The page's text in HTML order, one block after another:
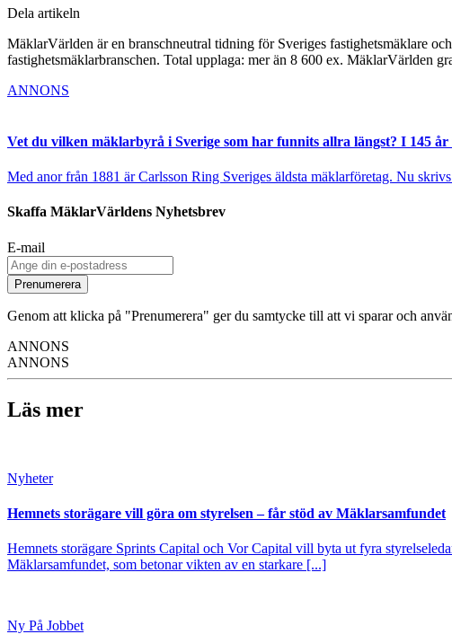
Dela artikeln
MäklarVärlden är en branschneutral tidning för Sveriges fastighetsmäklare
fastighetsmäklarbranschen. Total upplaga: mer än 8 600 ex. MäklarVärlden
ANNONS
Vet du vilken mäklarbyrå i Sverige som har funnits allra längst? I 145
Med anor från 1881 är Carlsson Ring Sveriges äldsta mäklarföretag. Nu
Skaffa MäklarVärldens Nyhetsbrev
E-mail
Prenumerera
Genom att klicka på "Prenumerera" ger du samtycke till att vi sparar och
ANNONS
ANNONS
Läs mer
Nyheter
Hemnets storägare vill göra om styrelsen – får stöd av Mäklarsamfundet
Hemnets storägare Sprints Capital och Vor Capital vill byta ut fyra
Mäklarsamfundet, som betonar vikten av en starkare [...]
Ny På Jobbet